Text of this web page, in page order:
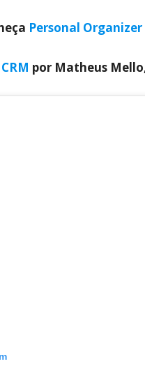
Personal
por Matheus